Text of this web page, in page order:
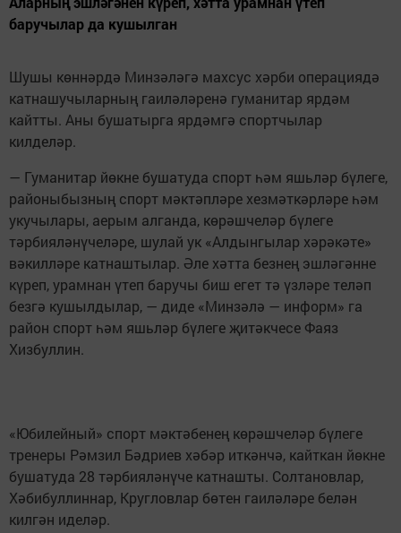
баручылар да кушылган
Шушы көннәрдә Минзәләгә махсус хәрби операциядә
катнашучыларның гаиләләренә гуманитар ярдәм
кайтты. Аны бушатырга ярдәмгә спортчылар
килделәр.
— Гуманитар йөкне бушатуда спорт һәм яшьләр бүлеге,
районыбызның спорт мәктәпләре хезмәткәрләре һәм
укучылары, аерым алганда, көрәшчеләр бүлеге
тәрбияләнүчеләре, шулай ук «Алдынгылар хәрәкәте»
вәкилләре катнаштылар. Әле хәтта безнең эшләгәнне
күреп, урамнан үтеп баручы биш егет тә үзләре теләп
безгә кушылдылар, — диде «Минзәлә — информ» га
район спорт һәм яшьләр бүлеге җитәкчесе Фаяз
Хизбуллин.
«Юбилейный» спорт мәктәбенең көрәшчеләр бүлеге
тренеры Рәмзил Бәдриев хәбәр иткәнчә, кайткан йөкне
бушатуда 28 тәрбияләнүче катнашты. Солтановлар,
Хәбибуллиннар, Кругловлар бөтен гаиләләре белән
килгән иделәр.